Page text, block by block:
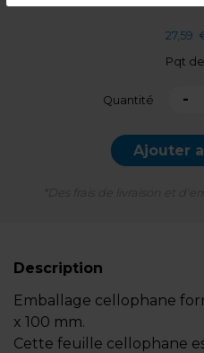
27,59
Pqt
Quantité -
Ajouter
Description
Emballage cellophane
x 100 mm.
Cette feuille cellophane